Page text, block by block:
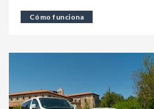
Cómo funciona